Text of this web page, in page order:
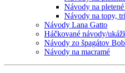
Návody na
Návody na topy,
Návody Lana Gatto
Háčkované návody/
Návody zo špagátov
Návody na macramé